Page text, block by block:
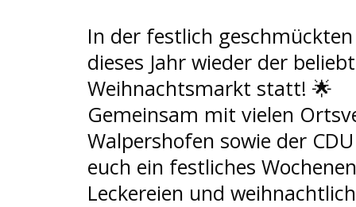
In der festlich
dieses Jahr wieder der
Weihnachtsmarkt statt! 🌟
Gemeinsam mit vielen
Walpershofen sowie der
euch ein festliches
Leckereien und